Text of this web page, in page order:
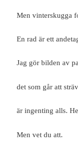
Men vinterskugga
En rad är ett
Jag gör bilden av
det som går att
är ingenting alls.
Men vet du att.